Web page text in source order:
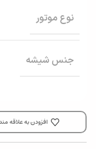
نوع موتور
جنس شیشه
افزودن به علاقه